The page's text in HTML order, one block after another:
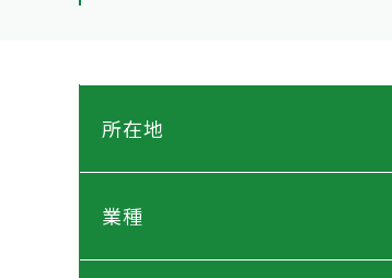
所在地
業種